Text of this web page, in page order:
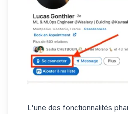
L'une des fonctionnalités